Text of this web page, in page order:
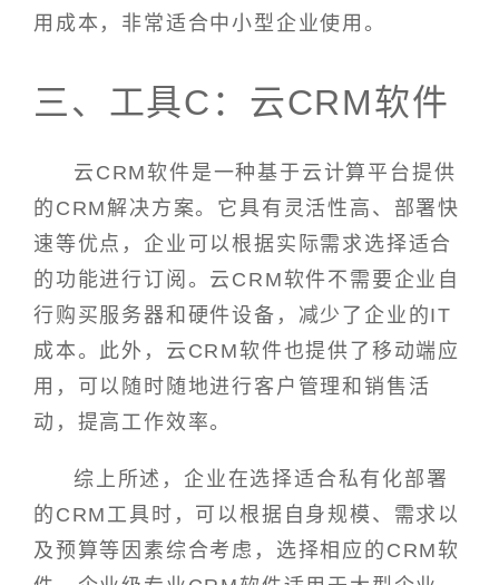
用成本，非常适合中小型企业使用。
三、工具C：云CRM软件
云CRM软件是一种基于云计算平台提供
的CRM解决方案。它具有灵活性高、部署快
速等优点，企业可以根据实际需求选择适合
的功能进行订阅。云CRM软件不需要企业自
行购买服务器和硬件设备，减少了企业的IT
成本。此外，云CRM软件也提供了移动端应
用，可以随时随地进行客户管理和销售活
动，提高工作效率。
综上所述，企业在选择适合私有化部署
的CRM工具时，可以根据自身规模、需求以
及预算等因素综合考虑，选择相应的CRM软